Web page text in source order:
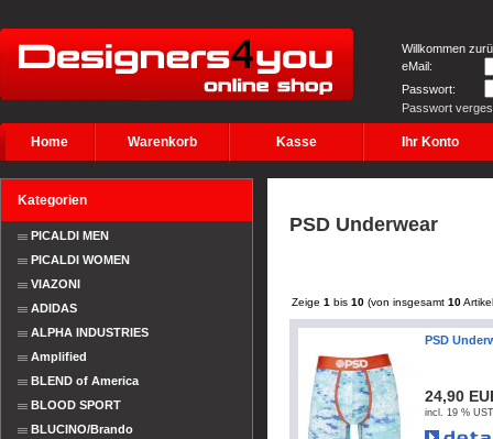
Willkommen
eMail:
Passwort:
Passwort
Home Warenkorb Kasse Ihr Konto
Kategorien
PICALDI MEN
PICALDI WOMEN
VIAZONI
ADIDAS
ALPHA INDUSTRIES
Amplified
BLEND of America
BLOOD SPORT
BLUCINO/Brando
PSD Underwear
Zeige 1 bis 10 (von insgesamt 10
PSD
24,90
incl. 19 %